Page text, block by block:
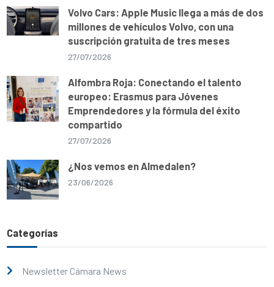
Volvo Cars: Apple Music llega a más de dos
millones de vehículos Volvo, con una
suscripción gratuita de tres meses
27/07/2026
Alfombra Roja: Conectando el talento
europeo: Erasmus para Jóvenes
Emprendedores y la fórmula del éxito
compartido
27/07/2026
¿Nos vemos en Almedalen?
23/06/2026
Categorías
Newsletter Cámara News